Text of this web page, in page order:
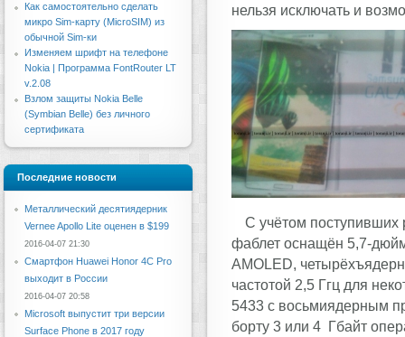
нельзя исключать и
С учётом поступивших
фаблет оснащён 5,7-
AMOLED,
частотой 2,5 Ггц для
5433 с восьмиядерным
борту 3 или 4 Гбайт
Как самостоятельно сделать
микро Sim-карту (MicroSIM) из
обычной Sim-ки
Изменяем шрифт на телефоне
Nokia | Программа FontRouter LT
v.2.08
Взлом защиты Nokia Belle
(Symbian Belle) без личного
сертификата
Последние новости
Металлический десятиядерник
Vernee Apollo Lite оценен в $199
2016-04-07 21:30
Смартфон Huawei Honor 4C Pro
выходит в России
2016-04-07 20:58
Microsoft выпустит три версии
Surface Phone в 2017 году